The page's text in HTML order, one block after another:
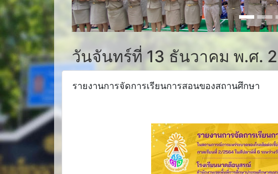
วันจันทร์ที่ 13 ธันวาคม พ.ศ.
รายงานการจัดการเรียนการสอนของสถานศึกษา